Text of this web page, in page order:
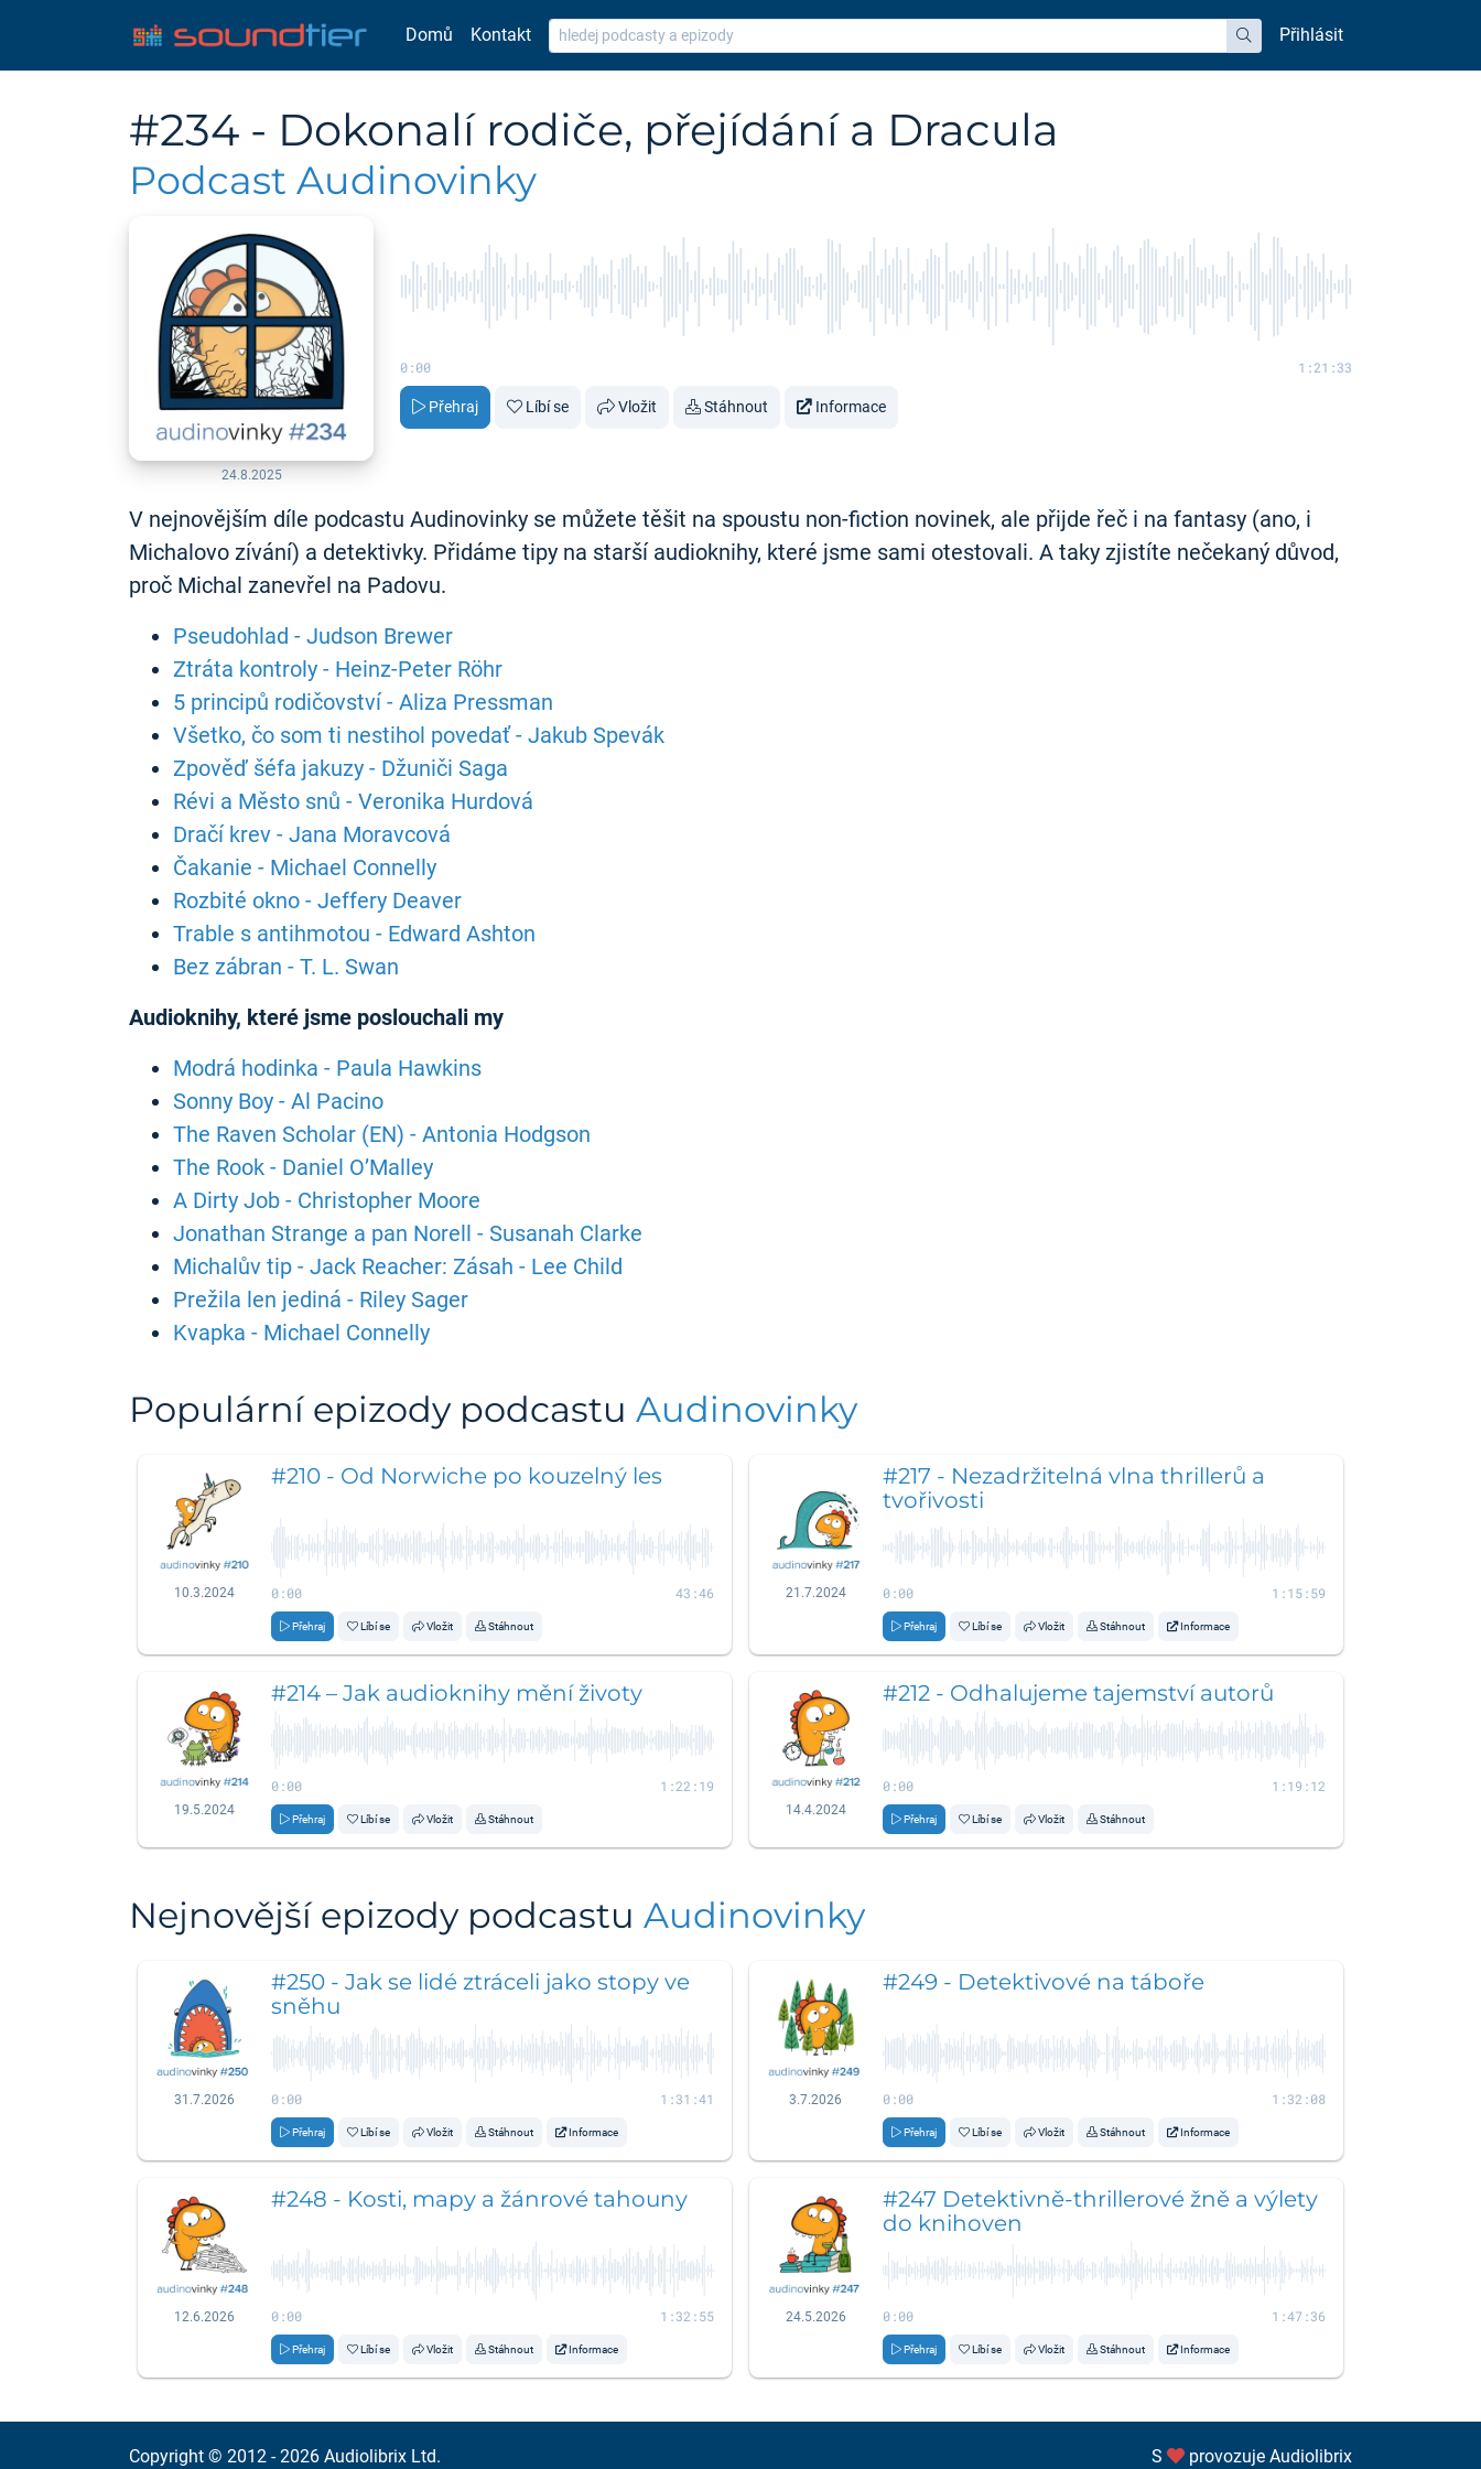
Domů Kontakt
hledat
Přihlásit
#234 - Dokonalí rodiče, přejídání a Dracula
Podcast Audinovinky
24.8.2025
0:00 1:21:33
Přehraj Líbí se Vložit Stáhnout Informace
V nejnovějším díle podcastu Audinovinky se můžete těšit na spoustu non-fiction novinek, ale přijde řeč i na fantasy (ano, i
Michalovo zívání) a detektivky. Přidáme tipy na starší audioknihy, které jsme sami otestovali. A taky zjistíte nečekaný důvod,
proč Michal zanevřel na Padovu.
Pseudohlad - Judson Brewer
Ztráta kontroly - Heinz-Peter Röhr
5 principů rodičovství - Aliza Pressman
Všetko, čo som ti nestihol povedať - Jakub Spevák
Zpověď šéfa jakuzy - Džuniči Saga
Révi a Město snů - Veronika Hurdová
Dračí krev - Jana Moravcová
Čakanie - Michael Connelly
Rozbité okno - Jeffery Deaver
Trable s antihmotou - Edward Ashton
Bez zábran - T. L. Swan
Audioknihy, které jsme poslouchali my
Modrá hodinka - Paula Hawkins
Sonny Boy - Al Pacino
The Raven Scholar (EN) - Antonia Hodgson
The Rook - Daniel O’Malley
A Dirty Job - Christopher Moore
Jonathan Strange a pan Norell - Susanah Clarke
Michalův tip - Jack Reacher: Zásah - Lee Child
Prežila len jediná - Riley Sager
Kvapka - Michael Connelly
Populární epizody podcastu Audinovinky
10.3.2024
#210 - Od Norwiche po kouzelný les
0:00 43:46
Přehraj Líbí se Vložit Stáhnout
21.7.2024
#217 - Nezadržitelná vlna thrillerů a
tvořivosti
0:00 1:15:59
Přehraj Líbí se Vložit Stáhnout Informace
19.5.2024
#214 – Jak audioknihy mění životy
0:00 1:22:19
Přehraj Líbí se Vložit Stáhnout
14.4.2024
#212 - Odhalujeme tajemství autorů
0:00 1:19:12
Přehraj Líbí se Vložit Stáhnout
Nejnovější epizody podcastu Audinovinky
31.7.2026
#250 - Jak se lidé ztráceli jako stopy ve
sněhu
0:00 1:31:41
Přehraj Líbí se Vložit Stáhnout Informace
3.7.2026
#249 - Detektivové na táboře
0:00 1:32:08
Přehraj Líbí se Vložit Stáhnout Informace
12.6.2026
#248 - Kosti, mapy a žánrové tahouny
0:00 1:32:55
Přehraj Líbí se Vložit Stáhnout Informace
24.5.2026
#247 Detektivně-thrillerové žně a výlety
do knihoven
0:00 1:47:36
Přehraj Líbí se Vložit Stáhnout Informace
Copyright © 2012 - 2026 Audiolibrix Ltd. S provozuje Audiolibrix